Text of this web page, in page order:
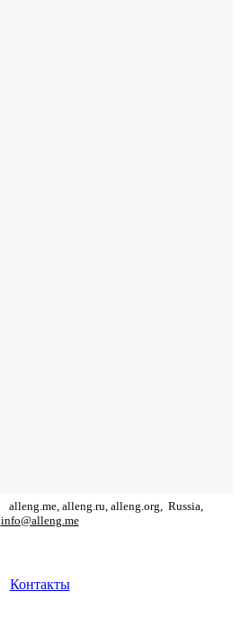
alleng.me, alleng.ru, alleng.org, Russia,
info@alleng.me
Контакты